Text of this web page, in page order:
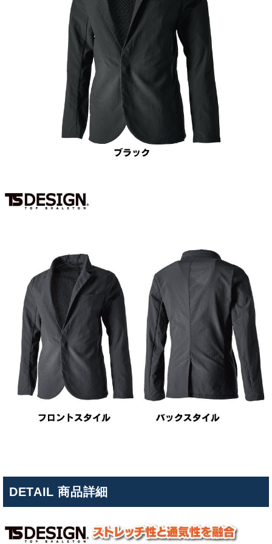
DETAIL 商品詳細